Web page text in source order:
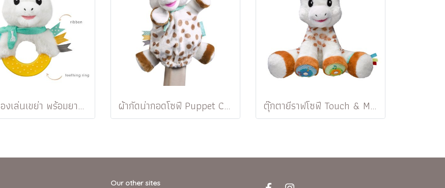
ตุ๊กตาของเล่นเขย่า พร้อมยางกัด Plush rattle to chew ผ้ากัดน่ากอดโซฟี Puppet Comforter ตุ๊กตายีราฟโซฟี Touch & Music - Sophie la girafe
Our other sites